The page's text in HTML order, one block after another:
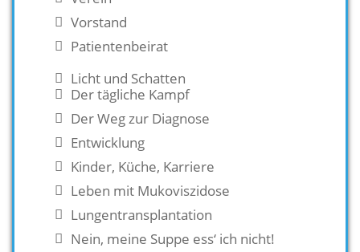
Vorstand
Patientenbeirat
Licht und Schatten
Der tägliche Kampf
Der Weg zur Diagnose
Entwicklung
Kinder, Küche, Karriere
Leben mit Mukoviszidose
Lungentransplantation
Nein, meine Suppe ess‘ ich nicht!